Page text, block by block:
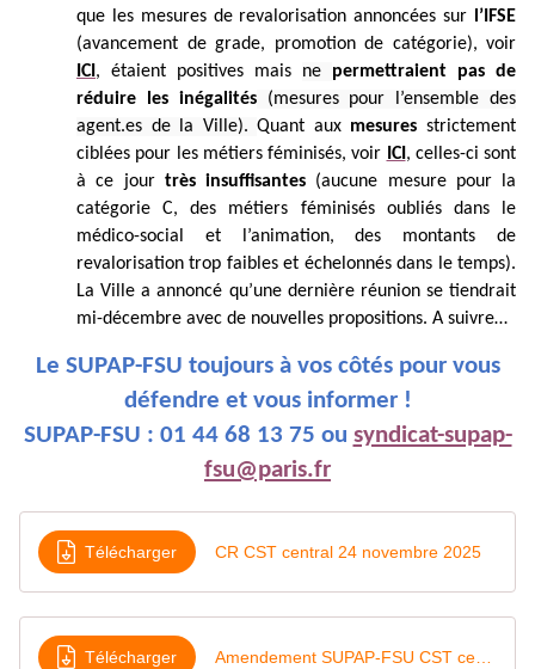
que les mesures de revalorisation annoncées sur
l’IFSE
(avancement de grade, promotion de catégorie), voir
ICI , étaient positives mais ne permettraient pas de
réduire les inégalités(mesures pour l’ensemble des
agent.es de la Ville).Quant aux mesures strictement
ciblées pour les métiers féminisés, voir ICI , celles-ci sont
à ce jour très insuffisantes (aucune mesure pour la
catégorie C, des métiers féminisés oubliés dans le
médico-social et l’animation, des montants de
revalorisation trop faibles et échelonnés dans le temps).
La Ville a annoncé qu’une dernière réunion se tiendrait
mi-décembre avec de nouvelles propositions. A suivre…
Le SUPAP-FSU toujours à vos côtés pour vous
défendre et vous informer !
SUPAP-FSU : 01 44 68 13 75 ou syndicat-supap-
fsu@paris.fr
Télécharger CR CST central 24 novembre 2025
Télécharger